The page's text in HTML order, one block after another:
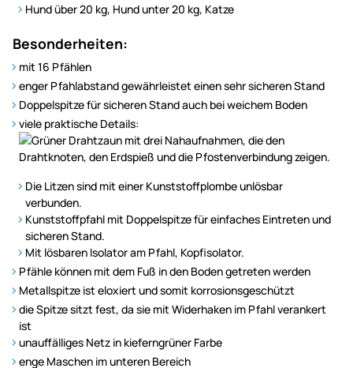
Hund über 20 kg, Hund unter 20 kg, Katze
Besonderheiten:
mit 16 Pfählen
enger Pfahlabstand gewährleistet einen sehr sicheren Stand
Doppelspitze für sicheren Stand auch bei weichem Boden
viele praktische Details:
Die Litzen sind mit einer Kunststoffplombe unlösbar
verbunden.
Kunststoffpfahl mit Doppelspitze für einfaches Eintreten und
sicheren Stand.
Mit lösbaren Isolator am Pfahl, Kopfisolator.
Pfähle können mit dem Fuß in den Boden getreten werden
Metallspitze ist eloxiert und somit korrosionsgeschützt
die Spitze sitzt fest, da sie mit Widerhaken im Pfahl verankert
ist
unauffälliges Netz in kieferngrüner Farbe
enge Maschen im unteren Bereich